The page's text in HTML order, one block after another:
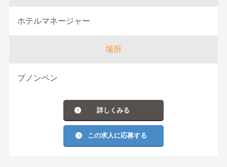
ホテルマネージャー
場所
プノンペン
詳しくみる
この求人に応募する